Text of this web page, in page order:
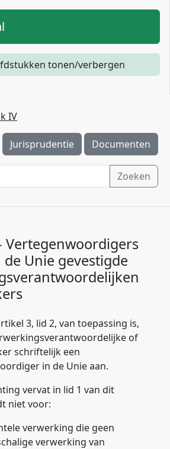
tonen/verbergen
IV
Jurisprudentie Documenten
Zoeken
Vertegenwoordigers
Unie gevestigde
3, lid 2, van toepassing is,
of
schriftelijk een
in de Unie aan.
vervat in lid 1 van dit
niet voor:
verwerking die geen
verwerking van